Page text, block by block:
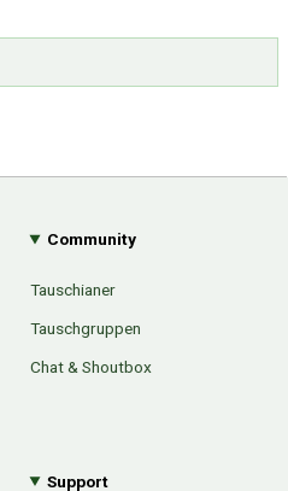
Community
Tauschianer
Tauschgruppen
Chat & Shoutbox
Support